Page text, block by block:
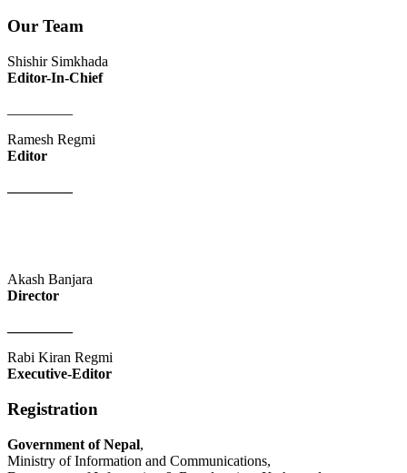
Our Team
Shishir Simkhada
Editor-In-Chief
Ramesh Regmi
Editor
Akash Banjara
Director
Rabi Kiran Regmi
Executive-Editor
Registration
Government of Nepal,
Ministry of Information and Communications,